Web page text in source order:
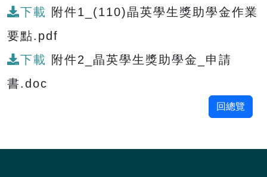
下載 附件1_(110)晶英學生獎助學金作業
要點.pdf
下載 附件2_晶英學生獎助學金_申請
書.doc
回總覽